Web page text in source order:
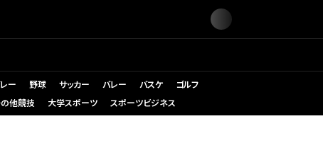
ー 野球 サッカー バレー バスケ
ゴルフ
他競技 大学スポーツ スポーツビジネス